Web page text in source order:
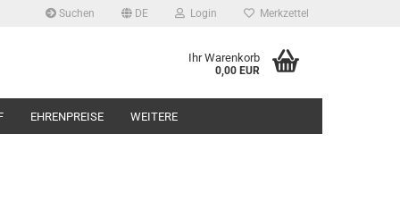
Suchen DE Login Merkzettel
Ihr Warenkorb
0,00 EUR
EHRENPREISE WEITERE